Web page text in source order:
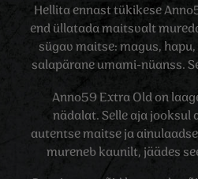
Hellita ennast tükikese
end üllatada maitsvalt
sügav maitse: magus,
salapärane umami-nüanss.
Anno59 Extra Old on
nädalat. Selle aja jooksul
autentse maitse ja
mureneb kaunilt, jäädes